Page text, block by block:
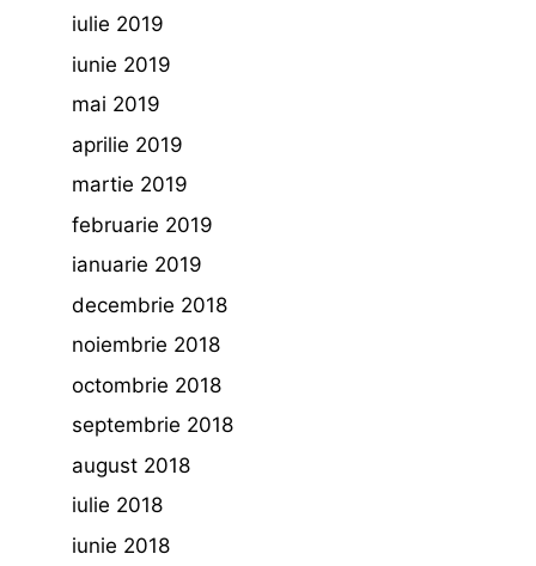
iulie 2019
iunie 2019
mai 2019
aprilie 2019
martie 2019
februarie 2019
ianuarie 2019
decembrie 2018
noiembrie 2018
octombrie 2018
septembrie 2018
august 2018
iulie 2018
iunie 2018